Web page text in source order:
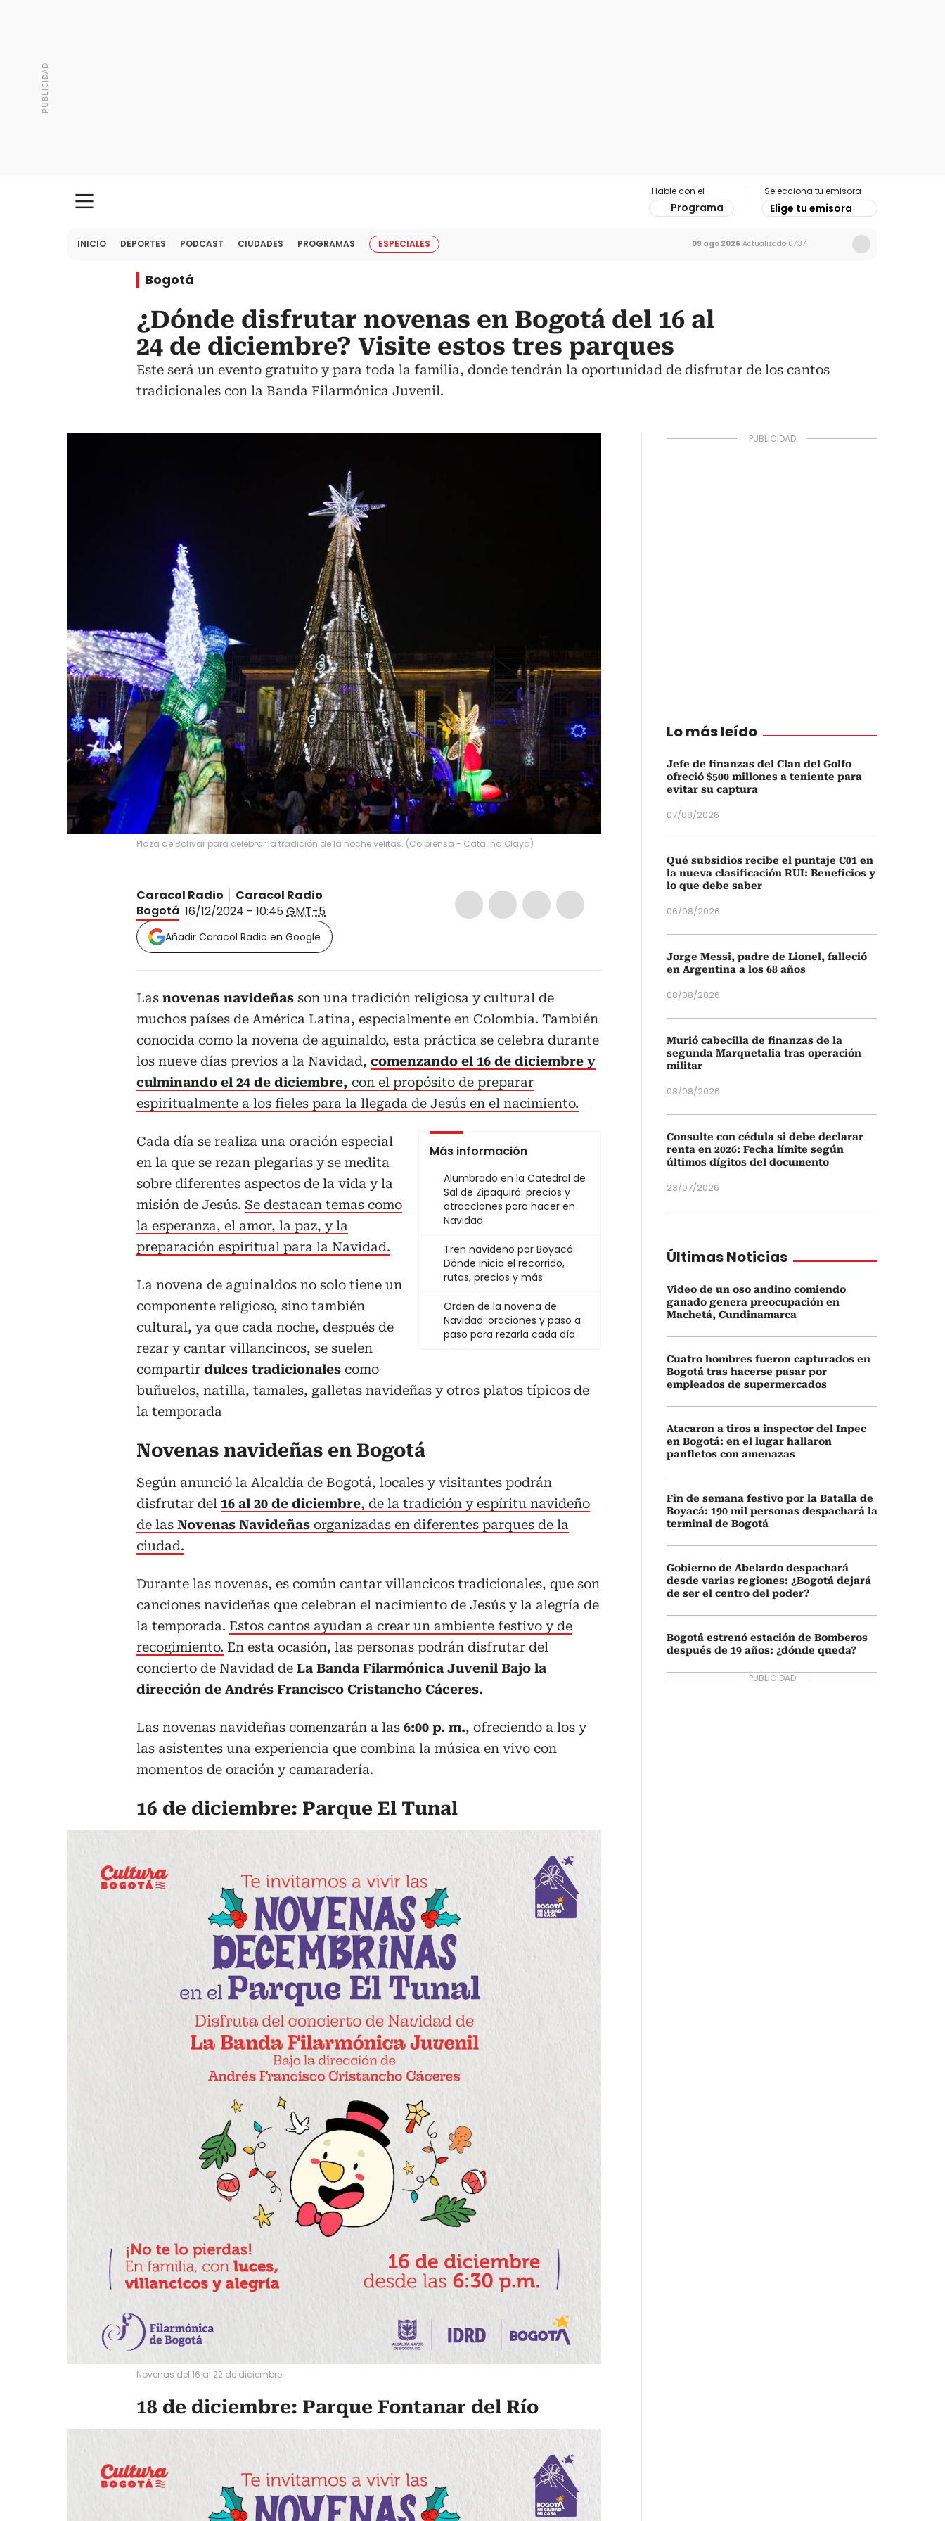
Hable con el
Programa
Selecciona tu emisora
Elige tu emisora
INICIO DEPORTES PODCAST CIUDADES PROGRAMAS ESPECIALES 09 ago 2026 Actualizado 07:37
Bogotá
¿Dónde disfrutar novenas en Bogotá del 16 al
24 de diciembre? Visite estos tres parques
Este será un evento gratuito y para toda la familia, donde tendrán la oportunidad de disfrutar de los cantos
tradicionales con la Banda Filarmónica Juvenil.
Plaza de Bolívar para celebrar la tradición de la noche velitas. (Colprensa - Catalina Olaya)
Caracol Radio
Caracol Radio
Bogotá 16/12/2024 - 10:45GMT-5
Añadir Caracol Radio en Google
Las novenas navideñas son una tradición religiosa y cultural de
muchos países de América Latina, especialmente en Colombia. También
conocida como la novena de aguinaldo, esta práctica se celebra durante
los nueve días previos a la Navidad, comenzando el 16 de diciembre y
culminando el 24 de diciembre, con el propósito de preparar
espiritualmente a los fieles para la llegada de Jesús en el nacimiento.
Más información
Alumbrado en la Catedral de
Sal de Zipaquirá: precios y
atracciones para hacer en
Navidad
Tren navideño por Boyacá:
Dónde inicia el recorrido,
rutas, precios y más
Orden de la novena de
Navidad: oraciones y paso a
paso para rezarla cada día
Cada día se realiza una oración especial
en la que se rezan plegarias y se medita
sobre diferentes aspectos de la vida y la
misión de Jesús. Se destacan temas como
la esperanza, el amor, la paz, y la
preparación espiritual para la Navidad.
La novena de aguinaldos no solo tiene un
componente religioso, sino también
cultural, ya que cada noche, después de
rezar y cantar villancincos, se suelen
compartir dulces tradicionales como
buñuelos, natilla, tamales, galletas navideñas y otros platos típicos de
la temporada
Novenas navideñas en Bogotá
Según anunció la Alcaldía de Bogotá, locales y visitantes podrán
disfrutar del 16 al 20 de diciembre, de la tradición y espíritu navideño
de las Novenas Navideñas organizadas en diferentes parques de la
ciudad.
Durante las novenas, es común cantar villancicos tradicionales, que son
canciones navideñas que celebran el nacimiento de Jesús y la alegría de
la temporada. Estos cantos ayudan a crear un ambiente festivo y de
recogimiento. En esta ocasión, las personas podrán disfrutar del
concierto de Navidad de La Banda Filarmónica Juvenil Bajo la
dirección de Andrés Francisco Cristancho Cáceres.
Las novenas navideñas comenzarán a las 6:00 p. m., ofreciendo a los y
las asistentes una experiencia que combina la música en vivo con
momentos de oración y camaradería.
16 de diciembre: Parque El Tunal
Novenas del 16 al 22 de diciembre
18 de diciembre: Parque Fontanar del Río
Lo más leído
Jefe de finanzas del Clan del Golfo
ofreció $500 millones a teniente para
evitar su captura
07/08/2026
Qué subsidios recibe el puntaje C01 en
la nueva clasificación RUI: Beneficios y
lo que debe saber
06/08/2026
Jorge Messi, padre de Lionel, falleció
en Argentina a los 68 años
08/08/2026
Murió cabecilla de finanzas de la
segunda Marquetalia tras operación
militar
08/08/2026
Consulte con cédula si debe declarar
renta en 2026: Fecha límite según
últimos dígitos del documento
23/07/2026
Últimas Noticias
Video de un oso andino comiendo
ganado genera preocupación en
Machetá, Cundinamarca
Cuatro hombres fueron capturados en
Bogotá tras hacerse pasar por
empleados de supermercados
Atacaron a tiros a inspector del Inpec
en Bogotá: en el lugar hallaron
panfletos con amenazas
Fin de semana festivo por la Batalla de
Boyacá: 190 mil personas despachará la
terminal de Bogotá
Gobierno de Abelardo despachará
desde varias regiones: ¿Bogotá dejará
de ser el centro del poder?
Bogotá estrenó estación de Bomberos
después de 19 años: ¿dónde queda?